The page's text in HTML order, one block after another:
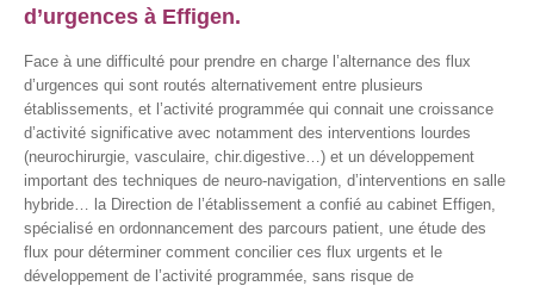
d’urgences à Effigen.
Face à une difficulté pour prendre en charge l’alternance des flux
d’urgences qui sont routés alternativement entre plusieurs
établissements, et l’activité programmée qui connait une croissance
d’activité significative avec notamment des interventions lourdes
(neurochirurgie, vasculaire, chir.digestive…) et un développement
important des techniques de neuro-navigation, d’interventions en salle
hybride… la Direction de l’établissement a confié au cabinet Effigen,
spécialisé en ordonnancement des parcours patient, une étude des
flux pour déterminer comment concilier ces flux urgents et le
développement de l’activité programmée, sans risque de